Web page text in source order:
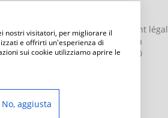
Numéro d'enregistrement légal
BS-203951 Uff. di Brescia
Capital social:€ 51.000,00
www.retificioribola.it
nostri visitatori, per migliorare il
e offrirti un'esperienza di
sui cookie utilizziamo aprire le
No, aggiusta